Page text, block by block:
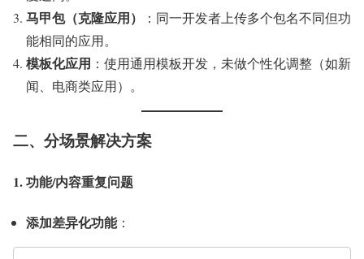
马甲包（克隆应用）
：同一开发者上传多个包名不同但功
能相同的应用。
模板化应用 ：使用通用模板开发，未做个性化调整（如新
闻、电商类应用）。
二、分场景解决方案
1. 功能/内容重复问题
添加差异化功能：